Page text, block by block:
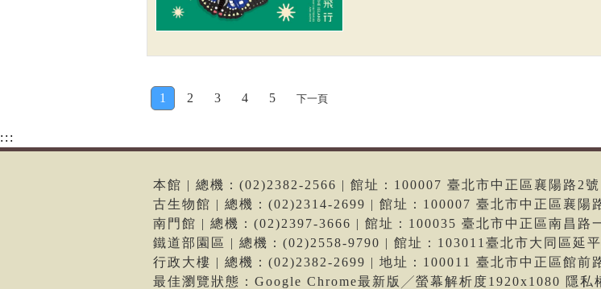
1 2 3 4 5 下一頁
:::
本館 | 總機：(02)2382-2566 | 館址：100007 臺北市中正區襄陽路2
古生物館 | 總機：(02)2314-2699 | 館址：100007 臺北市中正區襄陽
南門館 | 總機：(02)2397-3666 | 館址：100035 臺北市中正區南昌路
鐵道部園區 | 總機：(02)2558-9790 | 館址：103011臺北市大同區延
行政大樓 | 總機：(02)2382-2699 | 地址：100011 臺北市中正區館前
最佳瀏覽狀態：Google Chrome最新版╱螢幕解析度1920x1080 隱私